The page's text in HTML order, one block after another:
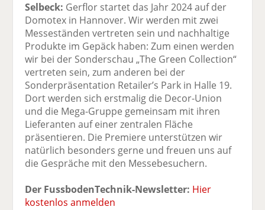
Selbeck: Gerflor startet das Jahr 2024 auf der
Domotex in Hannover. Wir werden mit zwei
Messeständen vertreten sein und nachhaltige
Produkte im Gepäck haben: Zum einen werden
wir bei der Sonderschau „The Green Collection“
vertreten sein, zum anderen bei der
Sonderpräsentation Retailer’s Park in Halle 19.
Dort werden sich erstmalig die Decor-Union
und die Mega-Gruppe gemeinsam mit ihren
Lieferanten auf einer zentralen Fläche
präsentieren. Die Premiere unterstützen wir
natürlich besonders gerne und freuen uns auf
die Gespräche mit den Messebesuchern.
Der FussbodenTechnik-Newsletter: Hier
kostenlos anmelden